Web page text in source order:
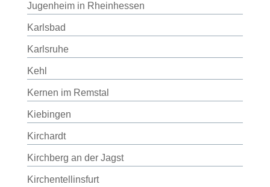
Jugenheim in Rheinhessen
Karlsbad
Karlsruhe
Kehl
Kernen im Remstal
Kiebingen
Kirchardt
Kirchberg an der Jagst
Kirchentellinsfurt